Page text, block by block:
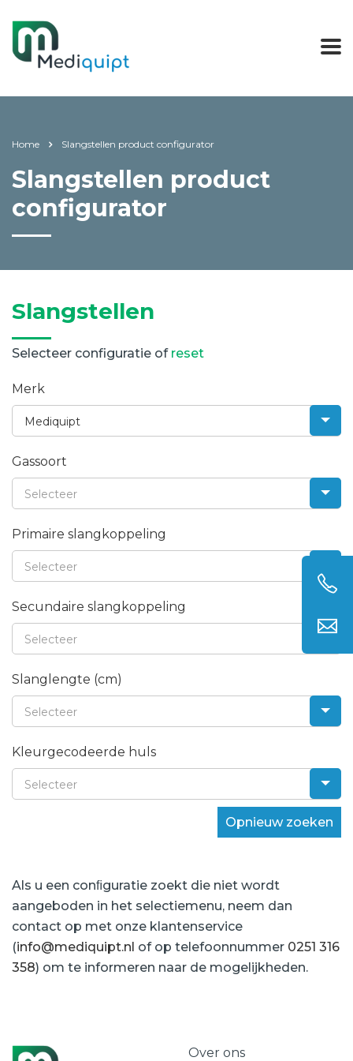
Home Slangstellen product configurator
Slangstellen product
configurator
Slangstellen
Selecteer configuratie of reset
Merk
×
Mediquipt
Gassoort
Selecteer
Primaire slangkoppeling
Selecteer
Secundaire slangkoppeling
Selecteer
Slanglengte (cm)
Selecteer
Kleurgecodeerde huls
Selecteer
Opnieuw zoeken
Als u een conﬁguratie zoekt die niet wordt
aangeboden in het selectiemenu, neem dan
contact op met onze klantenservice
(info@mediquipt.nl of op telefoonnummer 0251 316
358) om te informeren naar de mogelijkheden.
Over ons